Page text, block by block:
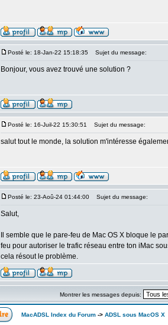
Posté le: 18-Jan-22 15:18:35 Sujet du message:
Bonjour, vous avez trouvé une solution ?
Posté le: 16-Juil-22 15:30:51 Sujet du message:
salut tout le monde, la solution m'intéresse
Posté le: 23-Aoû-24 01:44:00 Sujet du message:
Salut,
Il semble que le pare-feu de Mac OS X bloque le
feu pour autoriser le trafic réseau entre ton iMac
cela résout le problème.
Montrer les messages depuis:
MacADSL Index du Forum -> ADSL sous MacOS X